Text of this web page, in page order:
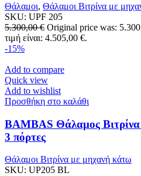
Θάλαμοι, Θάλαμοι Βιτρίνα με
SKU: UPF 205
5.300,00€ Original price was:
τιμή είναι: 4.505,00 €.
-15%
Add to compare
Quick view
Add to wishlist
Προσθήκη στο καλάθι
BAMBAS Θάλαμος
3 πόρτες
Θάλαμοι Βιτρίνα με μηχανή κάτω
SKU: UP205 BL